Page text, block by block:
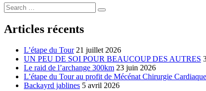
Search
…
Articles récents
L’étape du Tour 21 juillet 2026
UN PEU DE SOI POUR BEAUCOUP DES AUTRES
Le raid de l’archange 300km 23 juin 2026
L’étape du Tour au profit de Mécénat Chirurgie Cardiaque
Backayrd jablines 5 avril 2026